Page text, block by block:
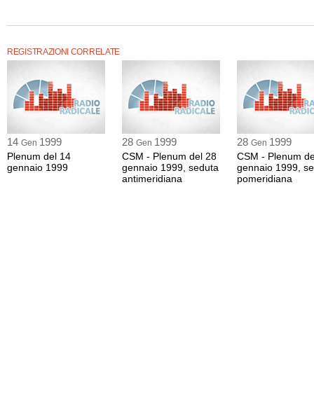
REGISTRAZIONI CORRELATE
14 Gen 1999
Plenum del 14
gennaio 1999
28 Gen 1999
CSM - Plenum del 28
gennaio 1999, seduta
antimeridiana
28 Gen 1999
CSM - Plenum
gennaio 1999,
pomeridiana